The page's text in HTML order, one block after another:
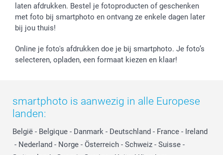
Jobs & Stages
Investor Relations
laten afdrukken. Bestel je fotoproducten of geschenken
met foto bij smartphoto en ontvang ze enkele dagen later
bij jou thuis!
Online je foto's afdrukken doe je bij smartphoto. Je foto’s
selecteren, opladen, een formaat kiezen en klaar!
smartphoto is aanwezig in alle Europese
landen:
België - Belgique - Danmark - Deutschland - France - Ireland
- Nederland - Norge - Österreich - Schweiz - Suisse -